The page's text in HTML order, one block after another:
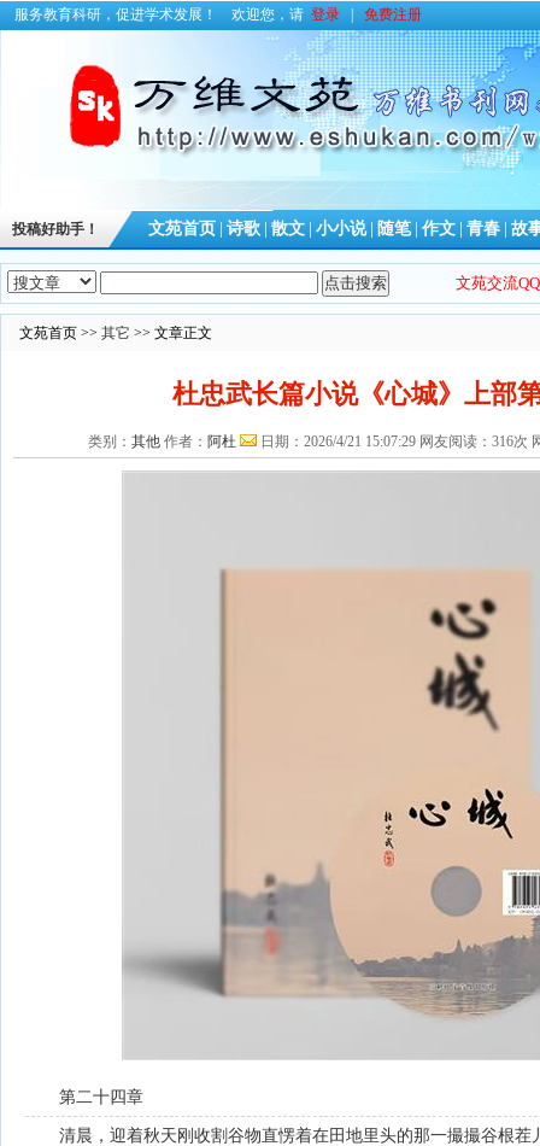
服务教育科研，促进学术发展！ 欢迎您，请 登录 免费注册
投稿好助手！ 文苑首页 诗歌 散文 小小说 随笔 作文 青春 故
文苑交流
文苑首页 >> 其它 >> 文章正文
杜忠武长篇小说《心城》上部
类别： 其他 作者： 阿杜 日期：2026/4/21 15:07:29 网友阅读：316
第二十四章
清晨，迎着秋天刚收割谷物直愣着在田地里头的那一撮撮谷根